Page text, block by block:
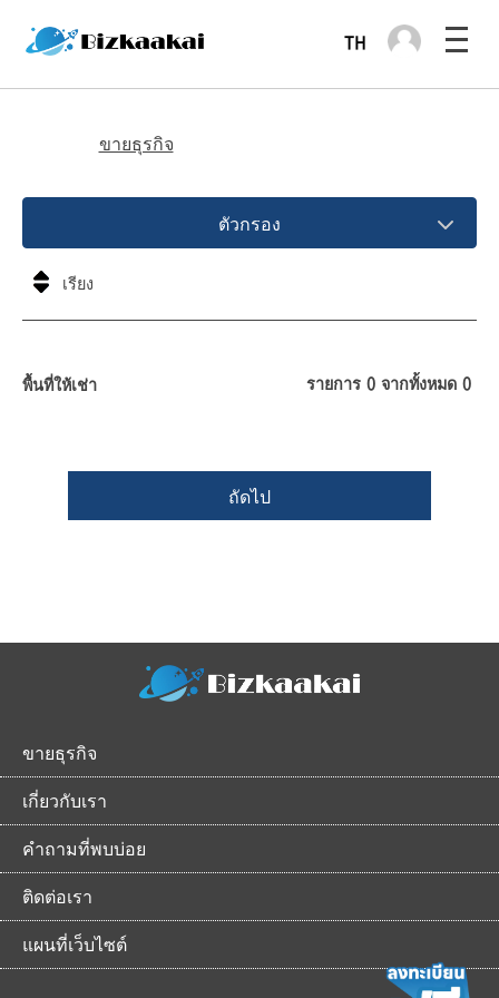
ขายธุรกิจ
ตัวกรอง
พื้นที่ให้เช่า รายการ 0 จากทั้งหมด 0
ถัดไป
ขายธุรกิจ
เกี่ยวกับเรา
คำถามที่พบบ่อย
ติดต่อเรา
แผนที่เว็บไซต์